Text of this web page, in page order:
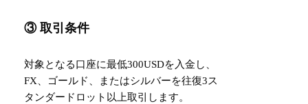
③ 取引条件
対象となる口座に最低300USDを入金し、
FX、ゴールド、またはシルバーを往復3ス
タンダードロット以上取引します。